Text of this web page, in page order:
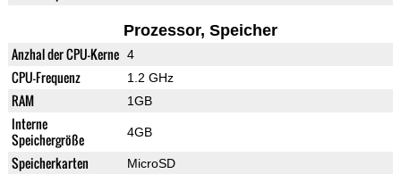
Prozessor, Speicher
Anzhal der CPU-Kerne 4
CPU-Frequenz 1.2 GHz
RAM 1GB
Interne
Speichergröße
4GB
Speicherkarten MicroSD